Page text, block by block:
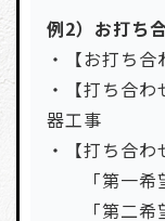
例2）お打ち
・【お打ち
・【打ち合
器工事
・【打ち合わ
「第一希
「第二希